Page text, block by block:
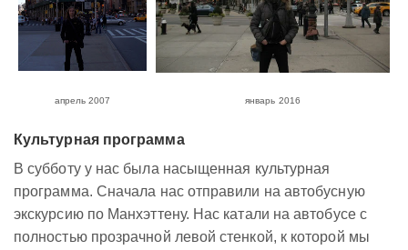
апрель 2007 январь 2016
Культурная программа
В субботу у нас была насыщенная культурная
программа. Сначала нас отправили на автобусную
экскурсию по Манхэттену. Нас катали на автобусе с
полностью прозрачной левой стенкой, к которой мы